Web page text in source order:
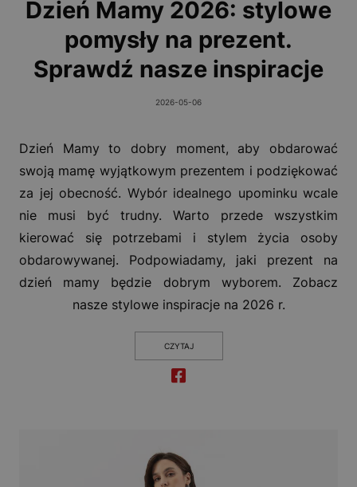
Dzień Mamy 2026: stylowe
pomysły na prezent.
Sprawdź nasze inspiracje
2026-05-06
Dzień Mamy to dobry moment, aby obdarować
swoją mamę wyjątkowym prezentem i podziękować
za jej obecność. Wybór idealnego upominku wcale
nie musi być trudny. Warto przede wszystkim
kierować się potrzebami i stylem życia osoby
obdarowywanej. Podpowiadamy, jaki prezent na
dzień mamy będzie dobrym wyborem. Zobacz
nasze stylowe inspiracje na 2026 r.
CZYTAJ